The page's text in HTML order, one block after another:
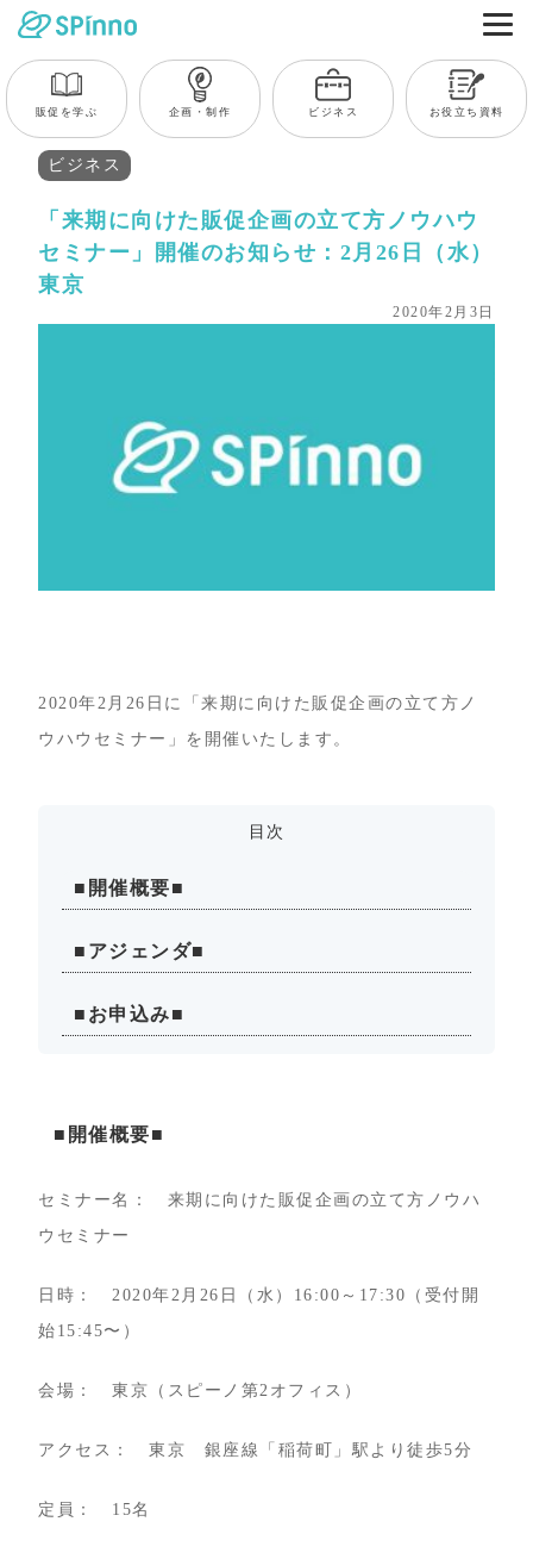
販促を学ぶ 企画・制作 ビジネス お役立ち資料
ビジネス
「来期に向けた販促企画の立て方ノウハウ
セミナー」開催のお知らせ：2月26日（水）
東京
2020年2月3日
2020年2月26日に「来期に向けた販促企画の立て方ノ
ウハウセミナー」を開催いたします。
目次
■開催概要■
■アジェンダ■
■お申込み■
■開催概要■
セミナー名： 来期に向けた販促企画の立て方ノウハ
ウセミナー
日時： 2020年2月26日（水）16:00～17:30（受付開
始15:45〜）
会場： 東京（スピーノ第2オフィス）
アクセス： 東京 銀座線「稲荷町」駅より徒歩5分
定員： 15名